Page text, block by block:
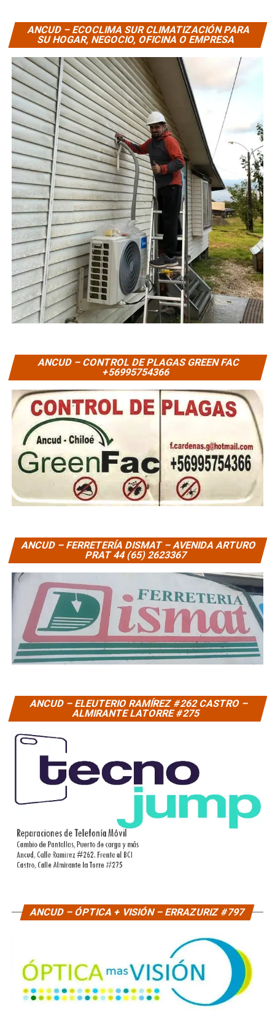
ANCUD – ECOCLIMA SUR CLIMATIZACIÓN PARA
SU HOGAR, NEGOCIO, OFICINA O EMPRESA
ANCUD – CONTROL DE PLAGAS GREEN FAC
+56995754366
ANCUD – FERRETERÍA DISMAT – AVENIDA ARTURO
PRAT 44 (65) 2623367
ANCUD – ELEUTERIO RAMÍREZ #262 CASTRO –
ALMIRANTE LATORRE #275
ANCUD – ÓPTICA + VISIÓN – ERRAZURIZ #797